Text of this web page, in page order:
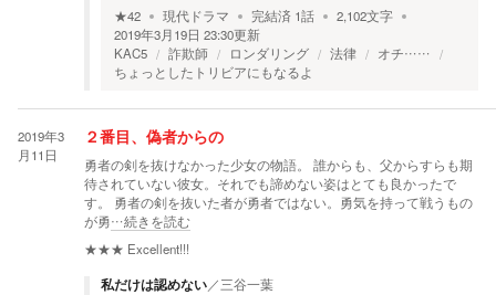
★42 現代ドラマ 完結済 1話 2,102文字
2019年3月19日 23:30更新
KAC5
詐欺師 ロンダリング 法律
オチ……
ちょっとしたトリビアにもなるよ
2019年3
月11日
２番目、偽者からの
勇者の剣を抜けなかった少女の物語。 誰からも、父からすらも期
待されていない彼女。それでも諦めない姿はとても良かったで
す。 勇者の剣を抜いた者が勇者ではない。勇気を持って戦うもの
が勇…続きを読む
★★★ Excellent!!!
私だけは認めない／三谷一葉